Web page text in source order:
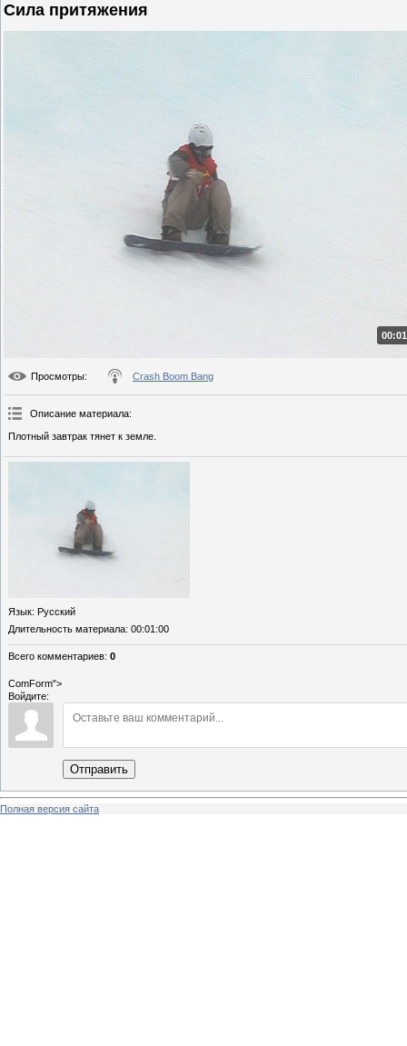
Сила притяжения
Просмотры: Crash Boom Bang
Описание материала:
Плотный завтрак тянет к земле.
Язык: Русский
Длительность материала: 00:01:00
Всего комментариев: 0
ComForm">
Войдите:
Отправить
Полная версия сайта